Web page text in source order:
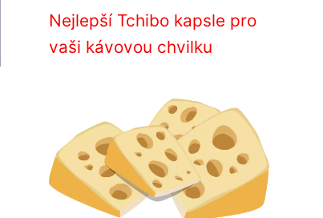
Nejlepší Tchibo kapsle pro
vaši kávovou chvilku